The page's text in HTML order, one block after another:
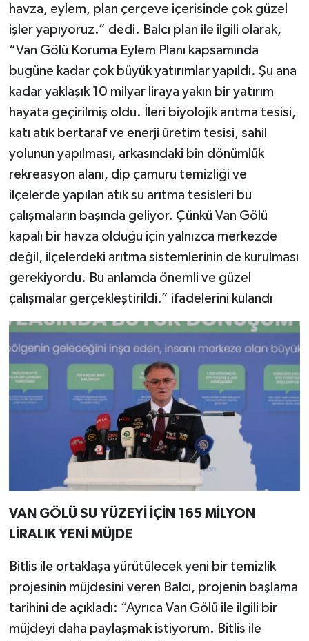
havza, eylem, plan çerçeve içerisinde çok güzel
işler yapıyoruz.” dedi. Balcı plan ile ilgili olarak,
“Van Gölü Koruma Eylem Planı kapsamında
bugüne kadar çok büyük yatırımlar yapıldı. Şu ana
kadar yaklaşık 10 milyar liraya yakın bir yatırım
hayata geçirilmiş oldu. İleri biyolojik arıtma tesisi,
katı atık bertaraf ve enerji üretim tesisi, sahil
yolunun yapılması, arkasındaki bin dönümlük
rekreasyon alanı, dip çamuru temizliği ve
ilçelerde yapılan atık su arıtma tesisleri bu
çalışmaların başında geliyor. Çünkü Van Gölü
kapalı bir havza olduğu için yalnızca merkezde
değil, ilçelerdeki arıtma sistemlerinin de kurulması
gerekiyordu. Bu anlamda önemli ve güzel
çalışmalar gerçekleştirildi.” ifadelerini kulandı
VAN GÖLÜ SU YÜZEYİ İÇİN 165 MİLYON
LİRALIK YENİ MÜJDE
Bitlis ile ortaklaşa yürütülecek yeni bir temizlik
projesinin müjdesini veren Balcı, projenin başlama
tarihini de açıkladı: “Ayrıca Van Gölü ile ilgili bir
müjdeyi daha paylaşmak istiyorum. Bitlis ile